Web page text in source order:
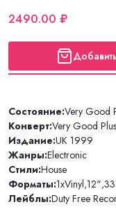
2490.00 ₽
Состояние:Very Good
Конверт:Very Good
Издание:UK 1999
Жанры:Electronic
Стили:House
Форматы:1xVinyl,12",
Лейблы:Duty Free